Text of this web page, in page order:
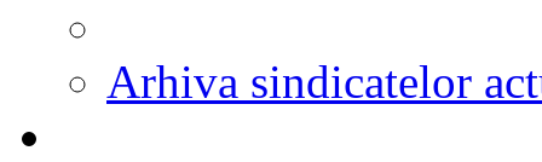
Arhiva sindicatelor